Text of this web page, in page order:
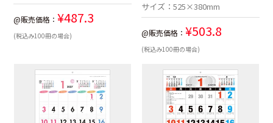
@販売価格： ¥487.3
(税込み100冊の場合)
サイズ： 525×380mm
@販売価格： ¥503.8
(税込み100冊の場合)